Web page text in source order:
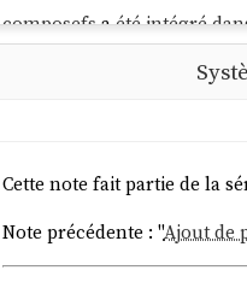
composefsaété intégré
présence decomposefs
Version: '2025.4'
Features:
- inode64
Cette note fait partie de la
Note précédente : "Ajout de